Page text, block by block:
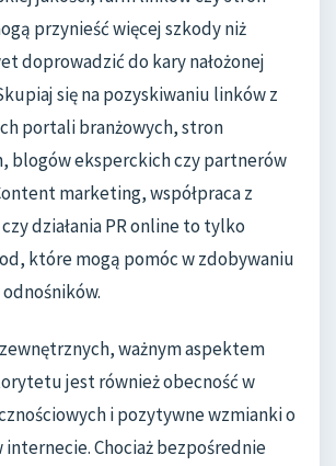
przynieść więcej szkody niż
doprowadzić do kary nałożonej
się na pozyskiwaniu linków z
portali branżowych, stron
blogów eksperckich czy partnerów
marketing, współpraca z
działania PR online to tylko
które mogą pomóc w zdobywaniu
ważnym aspektem
jest również obecność w
i pozytywne wzmianki o
internecie. Chociaż bezpośrednie